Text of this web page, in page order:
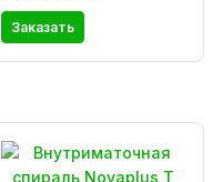
Заказать